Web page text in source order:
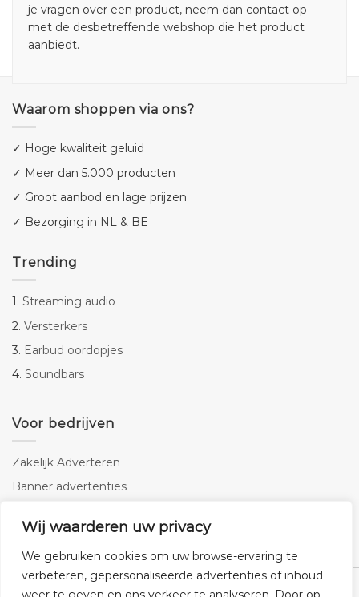
Wij waarderen uw privacy
We gebruiken cookies om uw browse-ervaring te
verbeteren, gepersonaliseerde advertenties of inhoud
je vragen over een product, neem dan contact op
met de desbetreffende webshop die het product
aanbiedt.
Waarom shoppen via ons?
✓ Hoge kwaliteit geluid
✓ Meer dan 5.000 producten
✓ Groot aanbod en lage prijzen
✓ Bezorging in NL & BE
Trending
1. Streaming audio
2. Versterkers
3. Earbud oordopjes
4. Soundbars
Voor bedrijven
Zakelijk Adverteren
Banner advertenties
SEO copywriting